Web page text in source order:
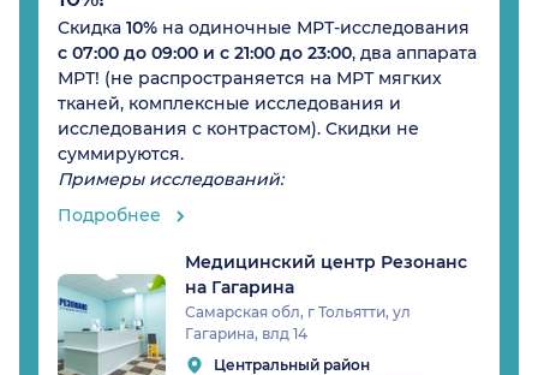
Скидка 10% на одиночные МРТ-исследования
с 07:00 до 09:00 и с 21:00 до 23:00, два аппарата
МРТ! (не распространяется на МРТ мягких
тканей, комплексные исследования и
исследования с контрастом). Скидки не
суммируются.
Примеры исследований:
Подробнее
Медицинский центр Резонанс
на Гагарина
Самарская обл, г Тольятти, ул
Гагарина, влд 14
Центральный район